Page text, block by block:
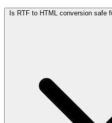
Is RTF to HTML conversion safe